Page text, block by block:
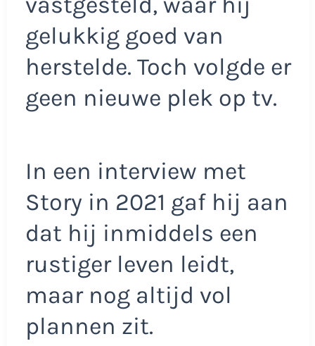
gelukkig goed van
herstelde. Toch volgde er
geen nieuwe plek op tv.
In een interview met
Story in 2021 gaf hij aan
dat hij inmiddels een
rustiger leven leidt,
maar nog altijd vol
plannen zit.